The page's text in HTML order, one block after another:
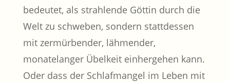
bedeutet, als strahlende Göttin durch die
Welt zu schweben, sondern stattdessen
mit zermürbender, lähmender,
monatelanger Übelkeit einhergehen kann.
Oder dass der Schlafmangel im Leben mit